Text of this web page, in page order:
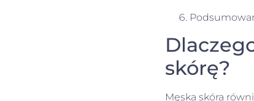
skórę?
Męska skóra